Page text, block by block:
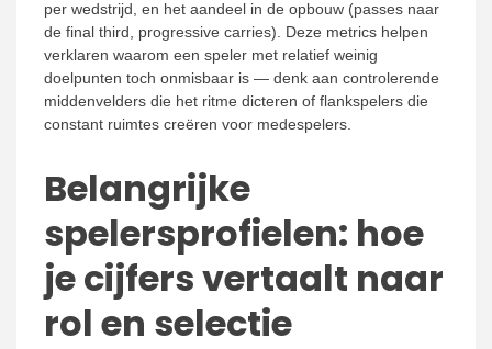
per wedstrijd, en het aandeel in de opbouw (passes naar
de final third, progressive carries). Deze metrics helpen
verklaren waarom een speler met relatief weinig
doelpunten toch onmisbaar is — denk aan controlerende
middenvelders die het ritme dicteren of flankspelers die
constant ruimtes creëren voor medespelers.
Belangrijke
spelersprofielen: hoe
je cijfers vertaalt naar
rol en selectie